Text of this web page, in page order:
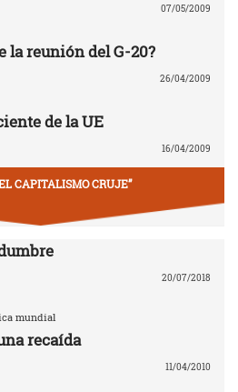
07/05/2009
la reunión del G-20?
26/04/2009
de la UE
16/04/2009
CAPITALISMO CRUJE”
20/07/2018
mundial
recaída
11/04/2010